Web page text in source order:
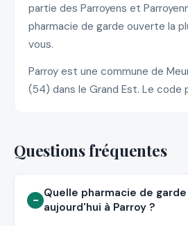
partie des Parroyens et
pharmacie de garde ouverte la
vous.
Parroy est une commune de
(54) dans le Grand Est. Le
Questions fréquentes
Quelle pharmacie de
aujourd'hui à Parroy ?